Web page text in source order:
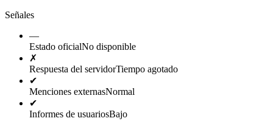
Señales
—
Estado oficialNo disponible
✗
Respuesta del servidorTiempo agotado
✔
Menciones externasNormal
✔
Informes de usuariosBajo